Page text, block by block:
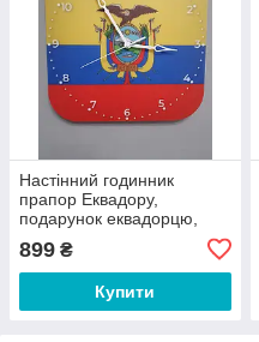
Настінний годинник
прапор Еквадору,
подарунок еквадорцю,
899 ₴
Купити